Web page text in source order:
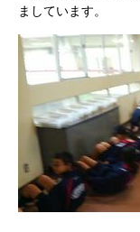
ましています。